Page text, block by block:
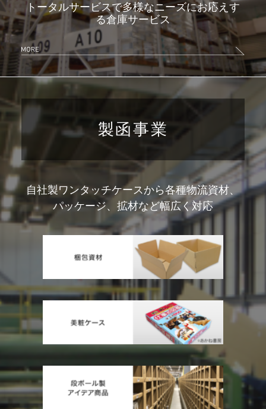
トータルサービスで多様なニーズにお応えす
る倉庫サービス
製函事業
自社製ワンタッチケースから各種物流資材、
パッケージ、拡材など幅広く対応